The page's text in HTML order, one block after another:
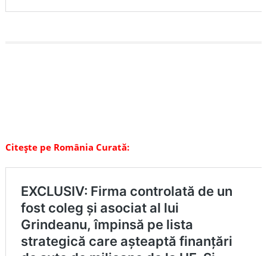
Citește pe România Curată: